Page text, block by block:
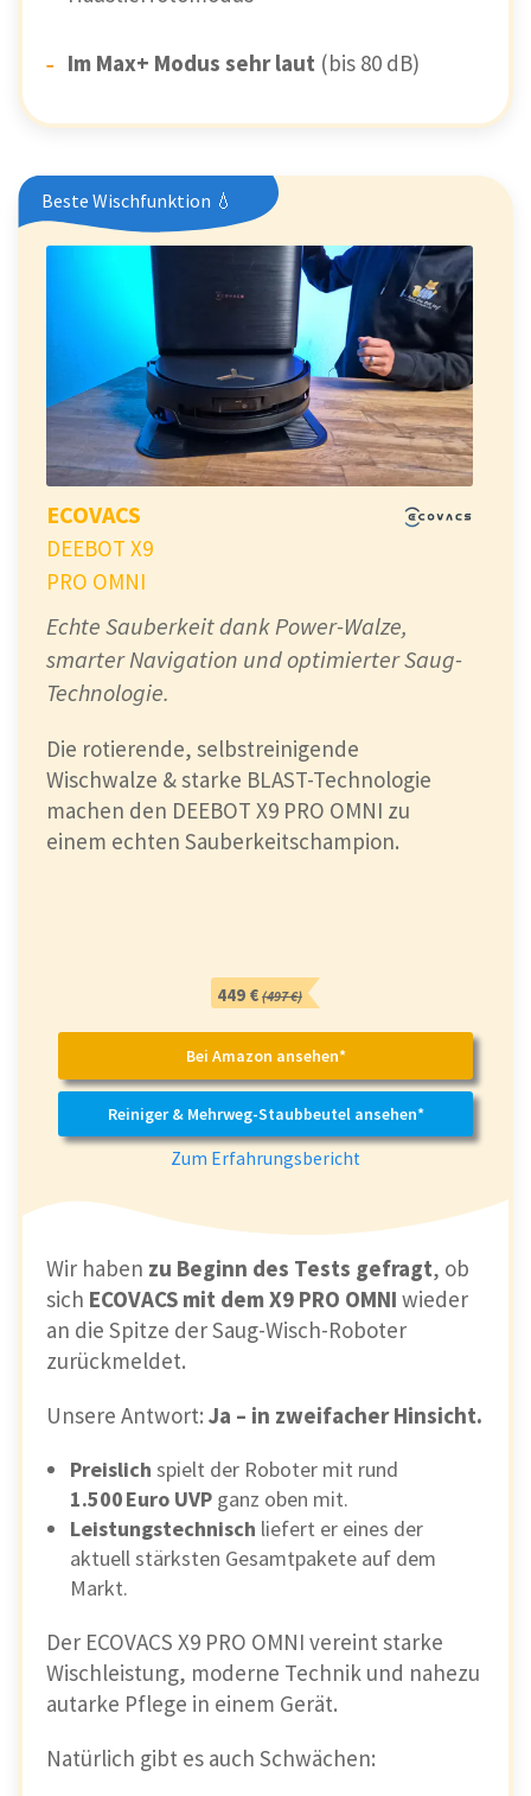
Im Max+ Modus sehr laut (bis 80 dB)
Beste Wischfunktion 💧
ECOVACS
DEEBOT X9
PRO OMNI
Echte Sauberkeit dank Power-Walze,
smarter Navigation und optimierter Saug-
Technologie.
Die rotierende, selbstreinigende
Wischwalze & starke BLAST-Technologie
machen den DEEBOT X9 PRO OMNI zu
einem echten Sauberkeitschampion.
449 € (497 €)
Bei Amazon ansehen*
Reiniger & Mehrweg-Staubbeutel ansehen*
Zum Erfahrungsbericht
Wir haben zu Beginn des Tests gefragt, ob
sich ECOVACS mit dem X9 PRO OMNI wieder
an die Spitze der Saug-Wisch-Roboter
zurückmeldet.
Unsere Antwort: Ja – in zweifacher Hinsicht.
Preislich spielt der Roboter mit rund
1.500 Euro UVP ganz oben mit.
Leistungstechnisch liefert er eines der
aktuell stärksten Gesamtpakete auf dem
Markt.
Der ECOVACS X9 PRO OMNI vereint starke
Wischleistung, moderne Technik und nahezu
autarke Pflege in einem Gerät.
Natürlich gibt es auch Schwächen: